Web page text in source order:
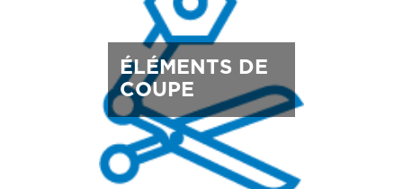
ÉLÉMENTS DE
COUPE